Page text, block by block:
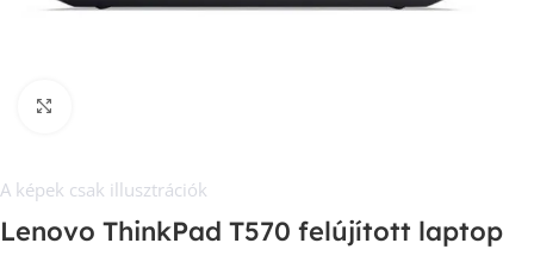
A képek csak illusztrációk
Lenovo ThinkPad T570 felújított laptop